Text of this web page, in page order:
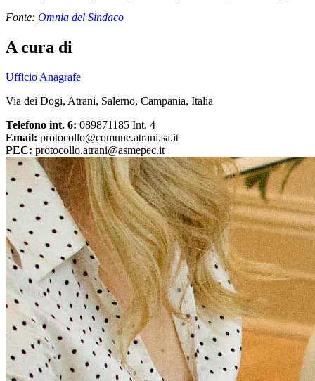
Fonte: Omnia del Sindaco
A cura di
Ufficio Anagrafe
Via dei Dogi, Atrani, Salerno, Campania, Italia
Telefono int. 6: 089871185 Int. 4
Email: protocollo@comune.atrani.sa.it
PEC: protocollo.atrani@asmepec.it